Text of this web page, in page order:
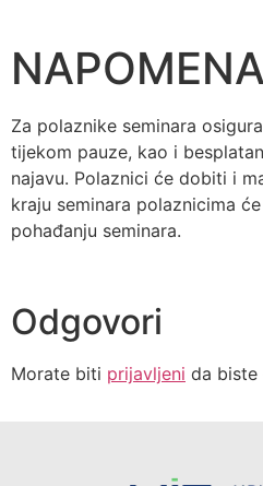
NAPOMENA
Za polaznike seminara
tijekom pauze, kao i
najavu. Polaznici će dobiti i
kraju seminara polaznicima
pohađanju seminara.
Odgovori
Morate biti prijavljeni da biste